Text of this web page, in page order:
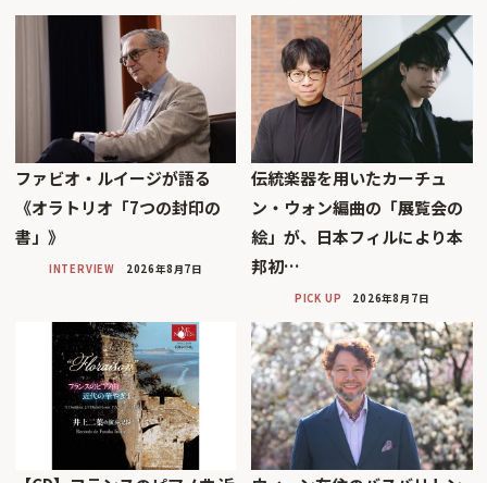
ファビオ・ルイージが語る
《オラトリオ「7つの封印の
書」》
INTERVIEW 2026年8月7日
伝統楽器を用いたカーチュ
ン・ウォン編曲の「展覧会の
絵」が、日本フィルにより本
邦初…
PICK UP 2026年8月7日